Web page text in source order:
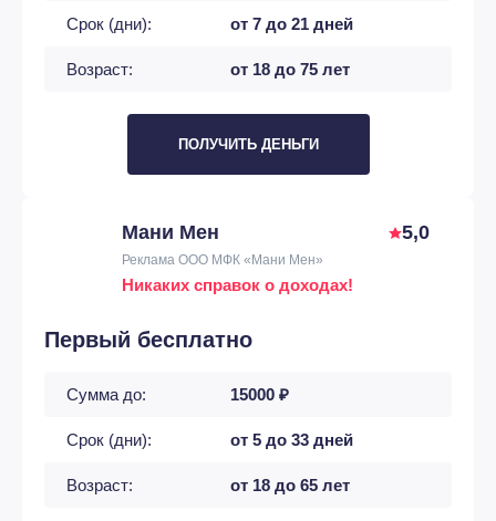
Срок (дни): от 7 до 21 дней
Возраст: от 18 до 75 лет
ПОЛУЧИТЬ ДЕНЬГИ
Мани Мен 5,0
Реклама ООО МФК «Мани Мен»
Никаких справок о доходах!
Первый бесплатно
Сумма до: 15000 ₽
Срок (дни): от 5 до 33 дней
Возраст: от 18 до 65 лет